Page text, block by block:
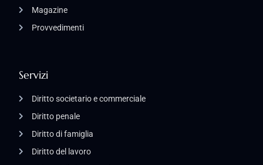
Servizi
Diritto societario e commerciale
Diritto penale
Diritto di famiglia
Diritto del lavoro
Magazine
Provvedimenti